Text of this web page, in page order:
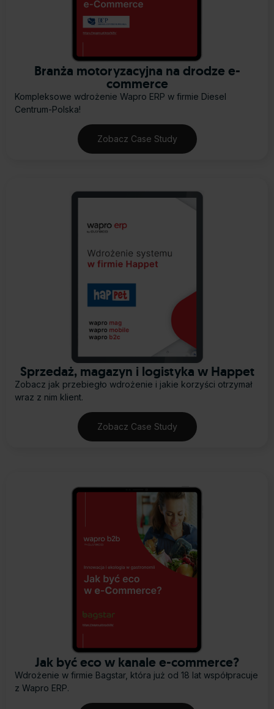
Branża motoryzacyjna na drodze e-
commerce
Kompleksowe wdrożenie Wapro ERP w firmie Diesel
Centrum-Polska!
Zobacz Case Study
Sprzedaż, magazyn i logistyka w Happet
Zobacz jak przebiegło wdrożenie i jakie korzyści otrzymał
wraz z nim klient.
Zobacz Case Study
Jak być eco w kanale e-commerce?
Wdrożenie w firmie Bagstar, która już od 18 lat współpracuje
z Wapro ERP.